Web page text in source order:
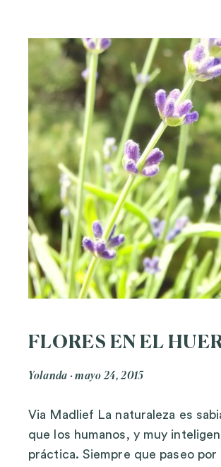
FLORES EN EL
Yolanda mayo 24, 2015
Via Madlief La naturaleza es
que los humanos, y muy
práctica. Siempre que paseo por